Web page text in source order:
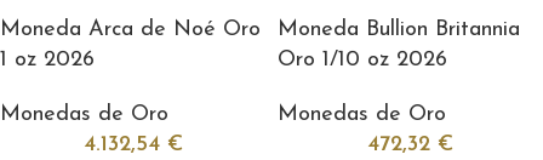
Moneda Arca de Noé Oro
1 oz 2026
Monedas de Oro
4.132,54 €
Moneda Bullion Britannia
Oro 1/10 oz 2026
Monedas de Oro
472,32 €